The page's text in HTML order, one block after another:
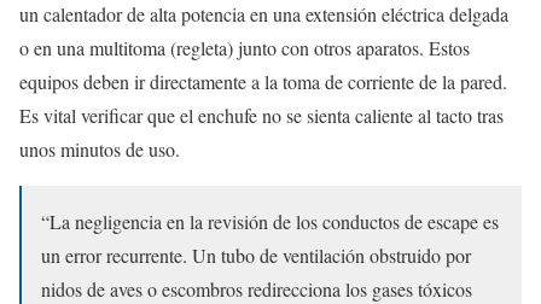
un calentador de alta potencia en una extensión eléctrica delgada
o en una multitoma (regleta) junto con otros aparatos. Estos
equipos deben ir directamente a la toma de corriente de la pared.
Es vital verificar que el enchufe no se sienta caliente al tacto tras
unos minutos de uso.
“La negligencia en la revisión de los conductos de escape es
un error recurrente. Un tubo de ventilación obstruido por
nidos de aves o escombros redirecciona los gases tóxicos